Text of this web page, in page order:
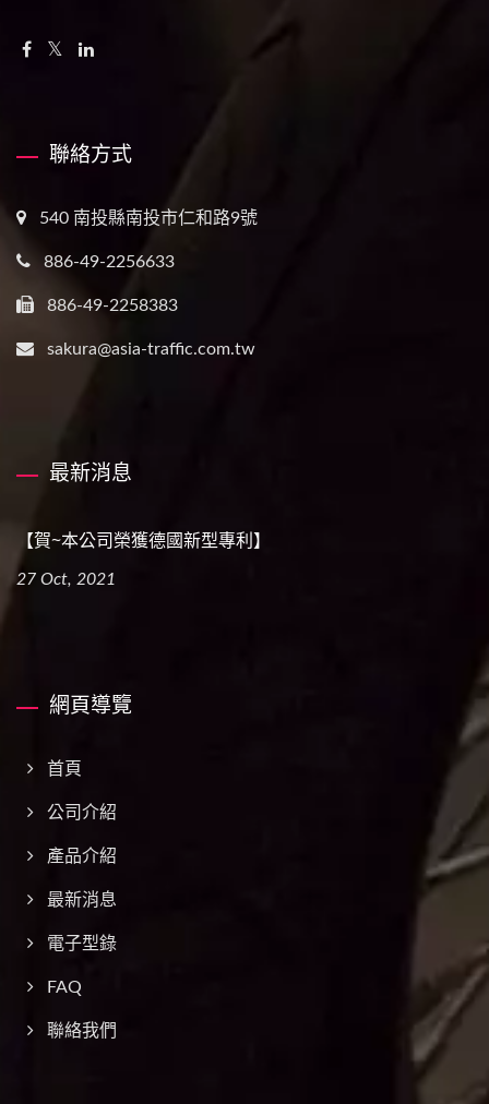
聯絡方式
540 南投縣南投市仁和路9號
886-49-2256633
886-49-2258383
sakura@asia-traffic.com.tw
最新消息
【賀~本公司榮獲德國新型專利】
27 Oct, 2021
網頁導覽
首頁
公司介紹
產品介紹
最新消息
電子型錄
FAQ
聯絡我們